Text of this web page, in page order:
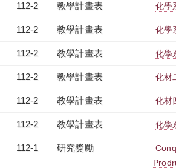
112-2 教學計畫表 化學
112-2 教學計畫表 化學
112-2 教學計畫表 化學
112-2 教學計畫表 化材
112-2 教學計畫表 化材
112-2 教學計畫表 化學
112-1 研究獎勵